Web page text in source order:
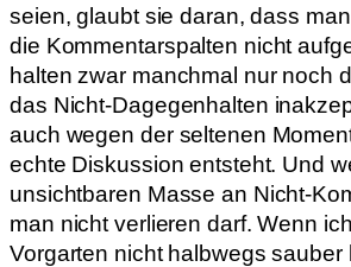
seien, glaubt sie daran, dass man
die Kommentarspalten nicht
halten zwar manchmal nur noch
das Nicht-Dagegenhalten
auch wegen der seltenen
echte Diskussion entsteht. Und
unsichtbaren Masse an Nicht-
man nicht verlieren darf. Wenn
Vorgarten nicht halbwegs sauber